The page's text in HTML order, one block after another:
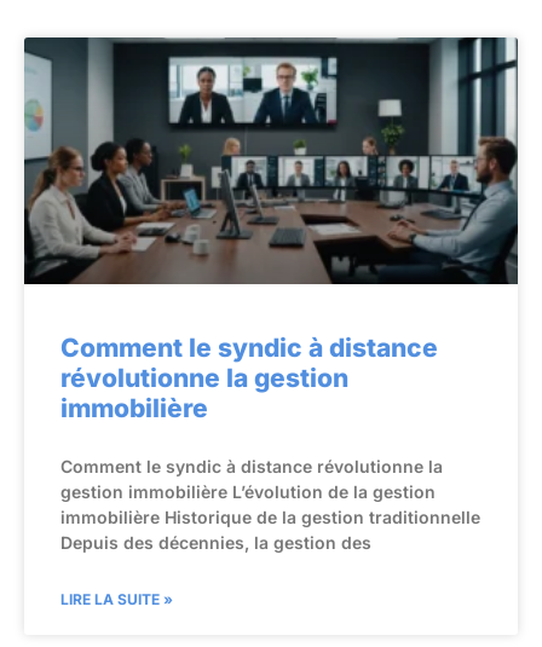
Comment le syndic à distance
révolutionne la gestion
immobilière
Comment le syndic à distance révolutionne la
gestion immobilière L’évolution de la gestion
immobilière Historique de la gestion traditionnelle
Depuis des décennies, la gestion des
LIRE LA SUITE »